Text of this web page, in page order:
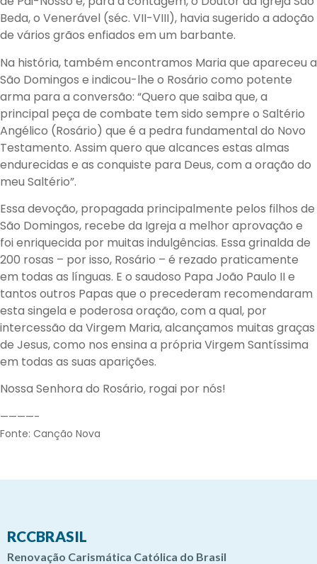
Beda, o Venerável (séc. VII-VIII), havia sugerido a adoção
de vários grãos enfiados em um barbante.
Na história, também encontramos Maria que apareceu a
São Domingos e indicou-lhe o Rosário como potente
arma para a conversão: “Quero que saiba que, a
principal peça de combate tem sido sempre o Saltério
Angélico (Rosário) que é a pedra fundamental do Novo
Testamento. Assim quero que alcances estas almas
endurecidas e as conquiste para Deus, com a oração do
meu Saltério”.
Essa devoção, propagada principalmente pelos filhos de
São Domingos, recebe da Igreja a melhor aprovação e
foi enriquecida por muitas indulgências. Essa grinalda de
200 rosas – por isso, Rosário – é rezado praticamente
em todas as línguas. E o saudoso Papa João Paulo II e
tantos outros Papas que o precederam recomendaram
esta singela e poderosa oração, com a qual, por
intercessão da Virgem Maria, alcançamos muitas graças
de Jesus, como nos ensina a própria Virgem Santíssima
em todas as suas aparições.
Nossa Senhora do Rosário, rogai por nós!
————-
Fonte: Canção Nova
RCCBRASIL
Renovação Carismática Católica do Brasil